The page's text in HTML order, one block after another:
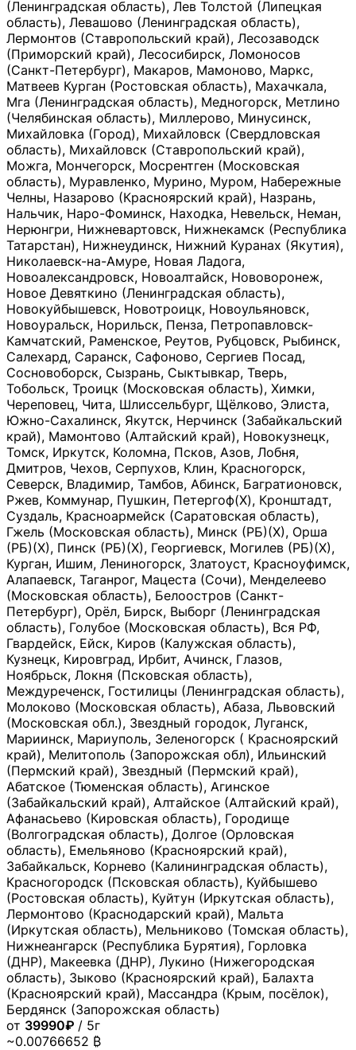
(Ленинградская область), Лев Толстой (Липецкая
область), Левашово (Ленинградская область),
Лермонтов (Ставропольский край), Лесозаводск
(Приморский край), Лесосибирск, Ломоносов
(Санкт-Петербург), Макаров, Мамоново, Маркс,
Матвеев Курган (Ростовская область), Махачкала,
Мга (Ленинградская область), Медногорск, Метлино
(Челябинская область), Миллерово, Минусинск,
Михайловка (Город), Михайловск (Свердловская
область), Михайловск (Ставропольский край),
Можга, Мончегорск, Мосрентген (Московская
область), Муравленко, Мурино, Муром, Набережные
Челны, Назарово (Красноярский край), Назрань,
Нальчик, Наро-Фоминск, Находка, Невельск, Неман,
Нерюнгри, Нижневартовск, Нижнекамск (Республика
Татарстан), Нижнеудинск, Нижний Куранах (Якутия),
Николаевск-на-Амуре, Новая Ладога,
Новоалександровск, Новоалтайск, Нововоронеж,
Новое Девяткино (Ленинградская область),
Новокуйбышевск, Новотроицк, Новоульяновск,
Новоуральск, Норильск, Пенза, Петропавловск-
Камчатский, Раменское, Реутов, Рубцовск, Рыбинск,
Салехард, Саранск, Сафоново, Сергиев Посад,
Сосновоборск, Сызрань, Сыктывкар, Тверь,
Тобольск, Троицк (Московская область), Химки,
Череповец, Чита, Шлиссельбург, Щёлково, Элиста,
Южно-Сахалинск, Якутск, Нерчинск (Забайкальский
край), Мамонтово (Алтайский край), Новокузнецк,
Томск, Иркутск, Коломна, Псков, Азов, Лобня,
Дмитров, Чехов, Серпухов, Клин, Красногорск,
Северск, Владимир, Тамбов, Абинск, Багратионовск,
Ржев, Коммунар, Пушкин, Петергоф(Х), Кронштадт,
Суздаль, Красноармейск (Саратовская область),
Гжель (Московская область), Минск (РБ)(Х), Орша
(РБ)(Х), Пинск (РБ)(Х), Георгиевск, Могилев (РБ)(Х),
Курган, Ишим, Лениногорск, Златоуст, Красноуфимск,
Алапаевск, Таганрог, Мацеста (Сочи), Менделеево
(Московская область), Белоостров (Санкт-
Петербург), Орёл, Бирск, Выборг (Ленинградская
область), Голубое (Московская область), Вся РФ,
Гвардейск, Ейск, Киров (Калужская область),
Кузнецк, Кировград, Ирбит, Ачинск, Глазов,
Ноябрьск, Локня (Псковская область),
Междуреченск, Гостилицы (Ленинградская область),
Молоково (Московская область), Абаза, Львовский
(Московская обл.), Звездный городок, Луганск,
Мариинск, Мариуполь, Зеленогорск ( Красноярский
край), Мелитополь (Запорожская обл), Ильинский
(Пермский край), Звездный (Пермский край),
Абатское (Тюменская область), Агинское
(Забайкальский край), Алтайское (Алтайский край),
Афанасьево (Кировская область), Городище
(Волгоградская область), Долгое (Орловская
область), Емельяново (Красноярский край),
Забайкальск, Корнево (Калининградская область),
Красногородск (Псковская область), Куйбышево
(Ростовская область), Куйтун (Иркутская область),
Лермонтово (Краснодарский край), Мальта
(Иркутская область), Мельниково (Томская область),
Нижнеангарск (Республика Бурятия), Горловка
(ДНР), Макеевка (ДНР), Лукино (Нижегородская
область), Зыково (Красноярский край), Балахта
(Красноярский край), Массандра (Крым, посёлок),
Бердянск (Запорожская область)
от 39990₽ / 5г
~0.00766652 ₿